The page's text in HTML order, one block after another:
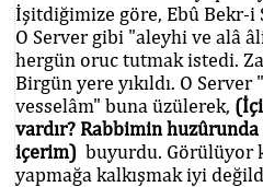
İşitdiğimize göre, Ebû Bekr-i
O Server gibi "aleyhi ve alâ
hergün oruc tutmak istedi.
Birgün yere yıkıldı. O
vesselâm" buna üzülerek,
vardır? Rabbimin
içerim) buyurdu. Görülüyor
yapmağa kalkışmak iyi